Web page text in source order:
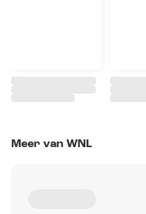
Meer van WNL